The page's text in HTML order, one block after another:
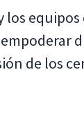
equipos
de los